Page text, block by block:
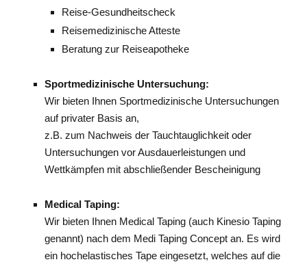
Reise-Gesundheitscheck
Reisemedizinische Atteste
Beratung zur Reiseapotheke
Sportmedizinische Untersuchung:
Wir bieten Ihnen Sportmedizinische Untersuchungen
auf privater Basis an,
z.B. zum Nachweis der Tauchtauglichkeit oder
Untersuchungen vor Ausdauerleistungen und
Wettkämpfen mit abschließender Bescheinigung
Medical Taping:
Wir bieten Ihnen Medical Taping (auch Kinesio Taping
genannt) nach dem Medi Taping Concept an. Es wird
ein hochelastisches Tape eingesetzt, welches auf die